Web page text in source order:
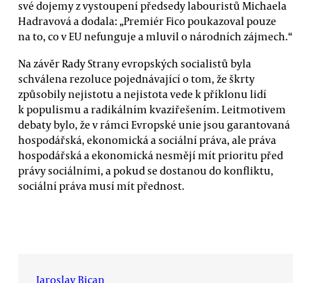
své dojemy z vystoupení předsedy labouristů Michaela
Hadravová a dodala: „Premiér Fico poukazoval pouze
na to, co v EU nefunguje a mluvil o národních zájmech.“
Na závěr Rady Strany evropských socialistů byla
schválena rezoluce pojednávající o tom, že škrty
způsobily nejistotu a nejistota vede k příklonu lidí
k populismu a radikálním kvaziřešením. Leitmotivem
debaty bylo, že v rámci Evropské unie jsou garantovaná
hospodářská, ekonomická a sociální práva, ale práva
hospodářská a ekonomická nesmějí mít prioritu před
právy sociálními, a pokud se dostanou do konfliktu,
sociální práva musí mít přednost.
Jaroslav Bican